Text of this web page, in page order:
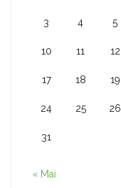
3 4 5
10 11 12
17 18 19
24 25 26
31
« Mai